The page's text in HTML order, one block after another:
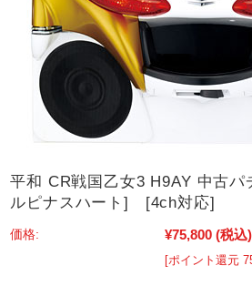
平和 CR戦国乙女3 H9AY 中古
ルピナスハート] [4ch対応]
価格: ¥75,800 (税込)
[ポイント還元